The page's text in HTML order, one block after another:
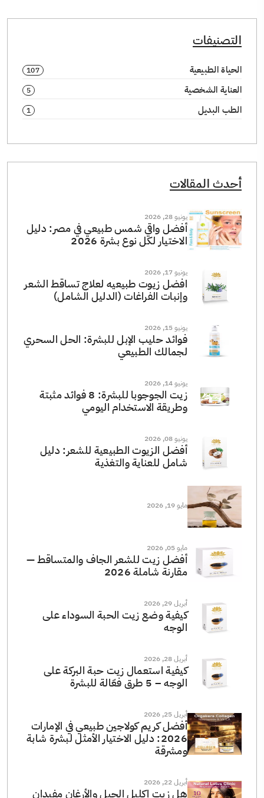
التصنيفات
الحياة الطبيعية 107
العناية الشخصية 5
الطب البديل 1
أحدث المقالات
يونيو 28, 2026
أفضل واقي شمس طبيعي في مصر: دليل
الاختيار لكل نوع بشرة 2026
يونيو 17, 2026
افضل زيوت طبيعيه لعلاج تساقط الشعر
وإنبات الفراغات (الدليل الشامل)
يونيو 15, 2026
فوائد حليب الإبل للبشرة: الحل السحري
لجمالك الطبيعي
يونيو 14, 2026
زيت الجوجوبا للبشرة: 8 فوائد مثبتة
وطريقة الاستخدام اليومي
يونيو 08, 2026
أفضل الزيوت الطبيعية للشعر: دليل
شامل للعناية والتغذية
مايو 19, 2026
مايو 05, 2026
أفضل زيت للشعر الجاف والمتساقط —
مقارنة شاملة 2026
أبريل 29, 2026
كيفية وضع زيت الحبة السوداء على
الوجه
أبريل 28, 2026
كيفية استعمال زيت حبة البركة على
الوجه – 5 طرق فعّالة للبشرة
أبريل 25, 2026
أفضل كريم كولاجين طبيعي في الإمارات
2026: دليل الاختيار الأمثل لبشرة شابة
ومشرقة
أبريل 22, 2026
هل زيت إكليل الجبل والأرغان مفيدان